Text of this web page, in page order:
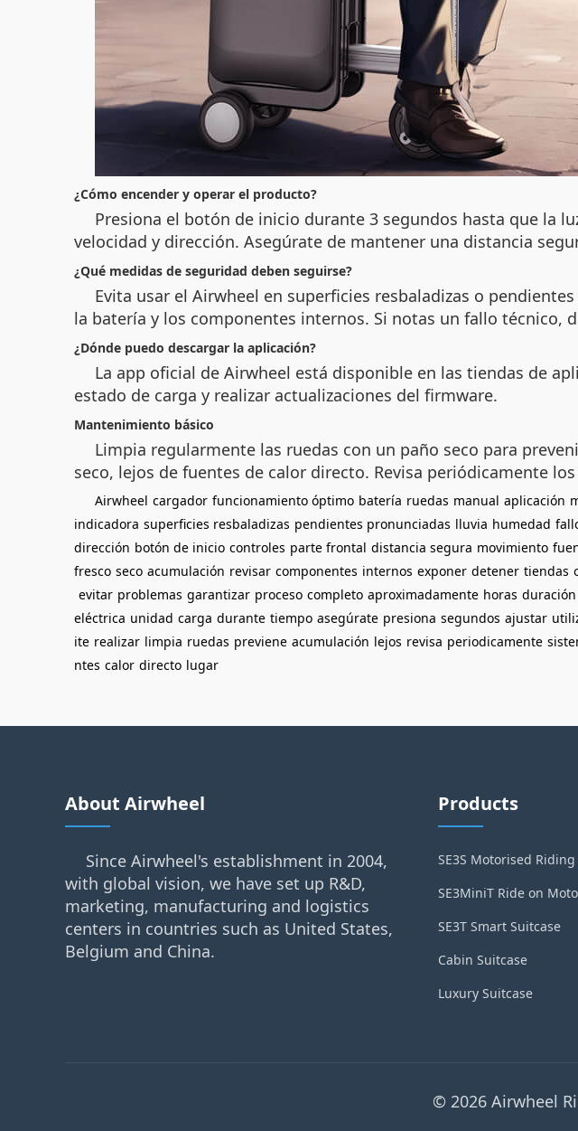
¿Cómo encender y operar el producto?
Presiona el botón de inicio durante 3 segundos hasta que la
velocidad y dirección. Asegúrate de mantener una distancia
¿Qué medidas de seguridad deben seguirse?
Evita usar el Airwheel en superficies resbaladizas o
la batería y los componentes internos. Si notas un fallo técnico,
¿Dónde puedo descargar la aplicación?
La app oficial de Airwheel está disponible en las tiendas de
estado de carga y realizar actualizaciones del firmware.
Mantenimiento básico
Limpia regularmente las ruedas con un paño seco para
seco, lejos de fuentes de calor directo. Revisa periódicamente
Airwheel cargador funcionamiento óptimo batería ruedas manual aplicación
indicadora superficies resbaladizas pendientes pronunciadas lluvia humedad
dirección botón de inicio controles parte frontal distancia segura movimiento
fresco seco acumulación revisar componentes internos exponer detener tiendas
evitar problemas garantizar proceso completo aproximadamente horas duración
eléctrica unidad carga durante tiempo asegúrate presiona segundos ajustar
ite realizar limpia ruedas previene acumulación lejos revisa periodicamente
ntes calor directo lugar
About Airwheel
Since Airwheel's establishment in 2004,
with global vision, we have set up R&D,
marketing, manufacturing and logistics
centers in countries such as United States,
Belgium and China.
Products
SE3S Motorised
SE3MiniT Ride on
SE3T Smart Suitcase
Cabin Suitcase
Luxury Suitcase
© 2026 Airwheel